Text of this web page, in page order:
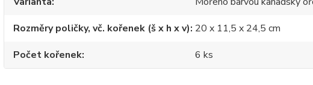
Rozměry poličky, vč. kořenek (š x h x v) 20 x 11,5 x 24,5 cm
Počet kořenek
6 ks